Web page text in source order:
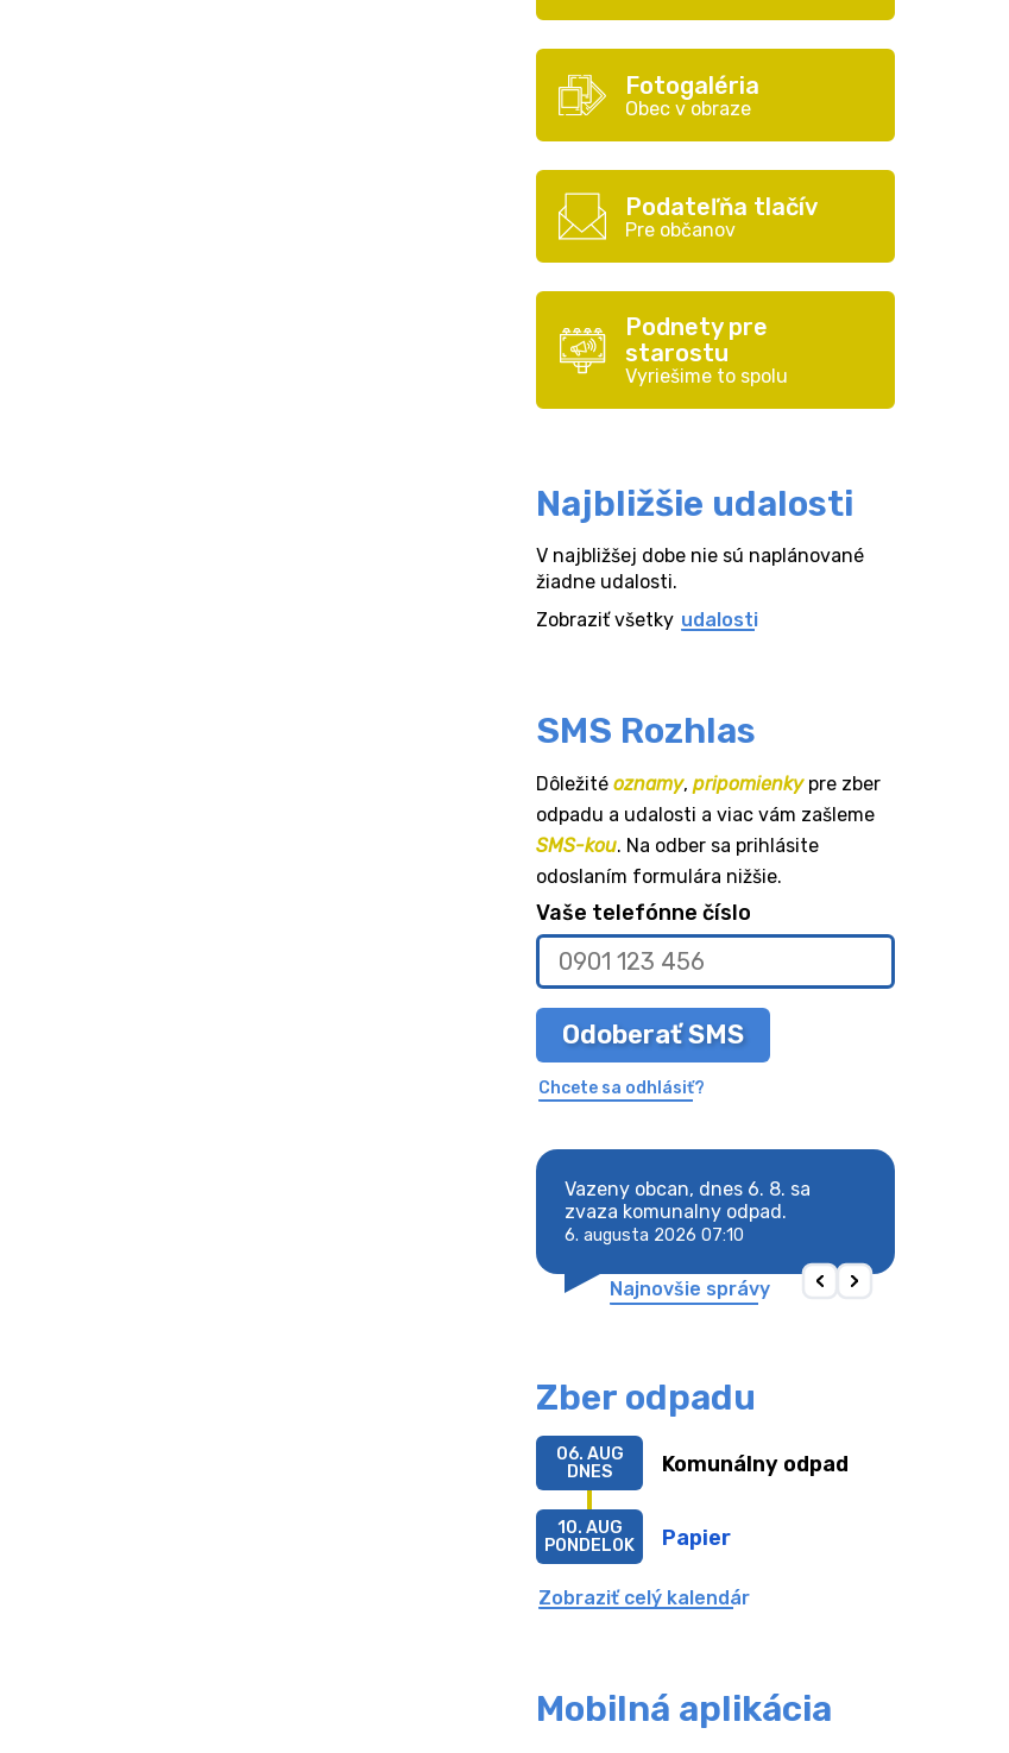
Fotogaléria
Obec v obraze
Podateľňa tlačív
Pre občanov
Podnety pre
starostu
Vyriešime to spolu
Najbližšie udalosti
V najbližšej dobe nie sú naplánované
žiadne udalosti.
Zobraziť všetky udalosti
SMS Rozhlas
Dôležité oznamy, pripomienkypre zber
odpadu a udalosti a viac vám zašleme
SMS-kou. Na odber sa prihlásite
odoslaním formulára nižšie.
Vaše telefónne číslo
Odoberať SMS
Chcete sa odhlásiť?
Vazeny obcan, dnes 6. 8. sa
zvaza komunalny odpad.
6. augusta 2026 07:10
Najnovšie správy
Zber odpadu
Komunálny odpad
06. AUG
DNES
Papier
10. AUG
PONDELOK
Zobraziť celý kalendár
Mobilná aplikácia